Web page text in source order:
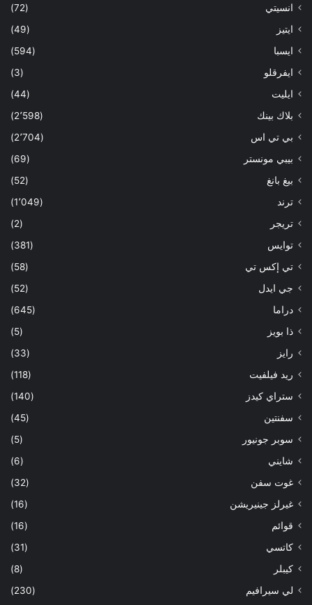
انسيتي
(72)
ايتيز
(49)
ايسبا
(594)
ايفرقلو
(3)
ايليت
(44)
بلاك بينك
(2٬598)
بي تي اس
(2٬704)
بيبي مونستر
(69)
بيغ بانغ
(52)
ترند
(1٬049)
تريجر
(2)
توايس
(381)
تي إكس تي
(58)
جي ايدل
(52)
دراما
(645)
ذا بويز
(5)
رايز
(33)
ريد فيلفيت
(118)
ستراي كيدز
(140)
سفنتين
(45)
سوبر جونيور
(5)
شايني
(6)
غوت سفن
(32)
غيرلز جينيريشن
(16)
قوائم
(16)
كاتسي
(31)
كيبلر
(8)
لي سيرافيم
(230)